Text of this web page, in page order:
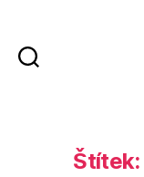
Štítek: